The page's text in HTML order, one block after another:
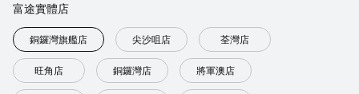
富途實體店
銅鑼灣旗艦店 尖沙咀店 荃灣店
旺角店 銅鑼灣店 將軍澳店